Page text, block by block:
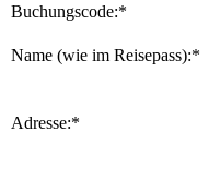
Buchungscode:*
Name (wie im Reisepass):*
Adresse:*